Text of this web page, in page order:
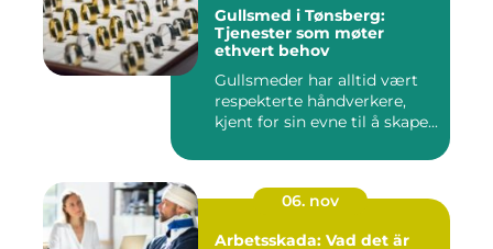
Gullsmed i Tønsberg:
Tjenester som møter
ethvert behov
Gullsmeder har alltid vært
respekterte håndverkere,
kjent for sin evne til å skape...
06. nov
Arbetsskada: Vad det är